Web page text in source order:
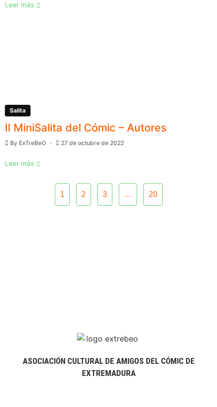
Leer más
Salita
II MiniSalita del Cómic – Autores
By ExTreBeO 27 de octubre de 2022
Leer más
1 2 3 … 20
ASOCIACIÓN CULTURAL DE AMIGOS DEL CÓMIC DE
EXTREMADURA